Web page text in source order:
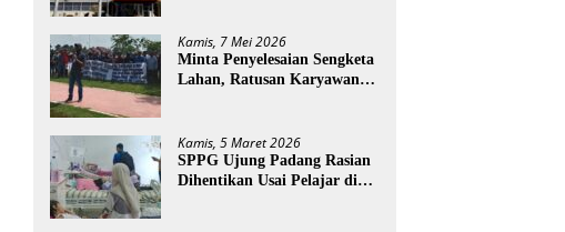
Kamis, 7 Mei 2026
Minta Penyelesaian Sengketa
Lahan, Ratusan Karyawan
Kamis, 5 Maret 2026
SPPG Ujung Padang Rasian
Dihentikan Usai Pelajar di